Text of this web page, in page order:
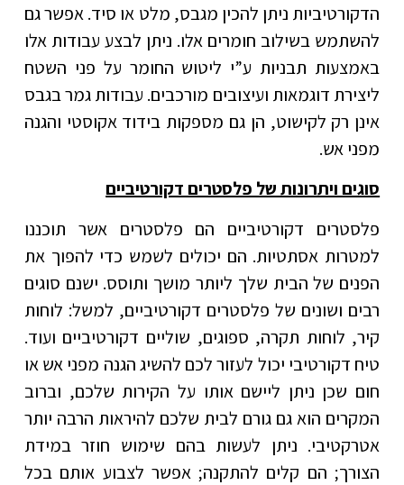
הדקורטיביות ניתן להכין מגבס, מלט או סיד. אפשר גם
להשתמש בשילוב חומרים אלו. ניתן לבצע עבודות אלו
באמצעות תבניות ע”י ליטוש החומר על פני השטח
ליצירת דוגמאות ועיצובים מורכבים. עבודות גמר בגבס
אינן רק לקישוט, הן גם מספקות בידוד אקוסטי והגנה
מפני אש.
סוגים ויתרונות של פלסטרים דקורטיביים
פלסטרים דקורטיביים הם פלסטרים אשר תוכננו
למטרות אסתטיות. הם יכולים לשמש כדי להפוך את
הפנים של הבית שלך ליותר מושך ותוסס. ישנם סוגים
רבים ושונים של פלסטרים דקורטיביים, למשל: לוחות
קיר, לוחות תקרה, ספוגים, שוליים דקורטיביים ועוד.
טיח דקורטיבי יכול לעזור לכם להשיג הגנה מפני אש או
חום שכן ניתן ליישם אותו על הקירות שלכם, וברוב
המקרים הוא גם גורם לבית שלכם להיראות הרבה יותר
אטרקטיבי. ניתן לעשות בהם שימוש חוזר במידת
הצורך; הם קלים להתקנה; אפשר לצבוע אותם בכל